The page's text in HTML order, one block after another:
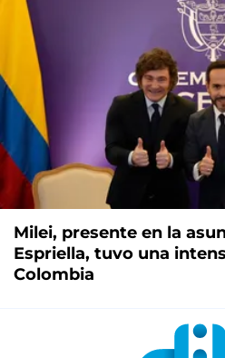
Milei, presente en la
Espriella, tuvo una
Colombia